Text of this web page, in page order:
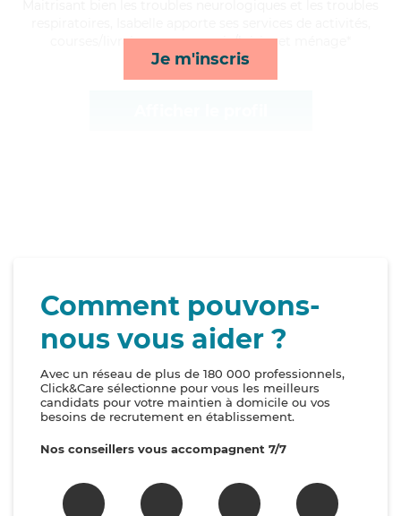
Je m'inscris
courses/livraison, compagnie/loisirs et ménage*
Comment pouvons-
nous vous aider ?
Avec un réseau de plus de 180 000 professionnels,
Click&Care sélectionne pour vous les meilleurs
candidats pour votre maintien à domicile ou vos
besoins de recrutement en établissement.
Nos conseillers vous accompagnent 7/7